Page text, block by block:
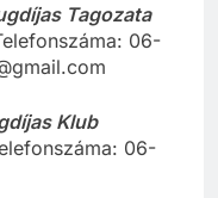
Tagozata
06-
Klub
06-